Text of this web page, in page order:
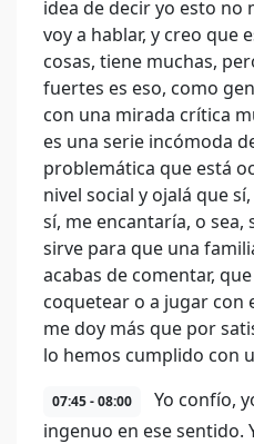
idea de decir yo esto no
voy a hablar, y creo que
cosas, tiene muchas,
fuertes es eso, como
con una mirada crítica
es una serie incómoda
problemática que está
nivel social y ojalá que
sí, me encantaría, o sea,
sirve para que una
acabas de comentar,
coquetear o a jugar con
me doy más que por
lo hemos cumplido con
07:45 - 08:00
Yo confío,
ingenuo en ese sentido.